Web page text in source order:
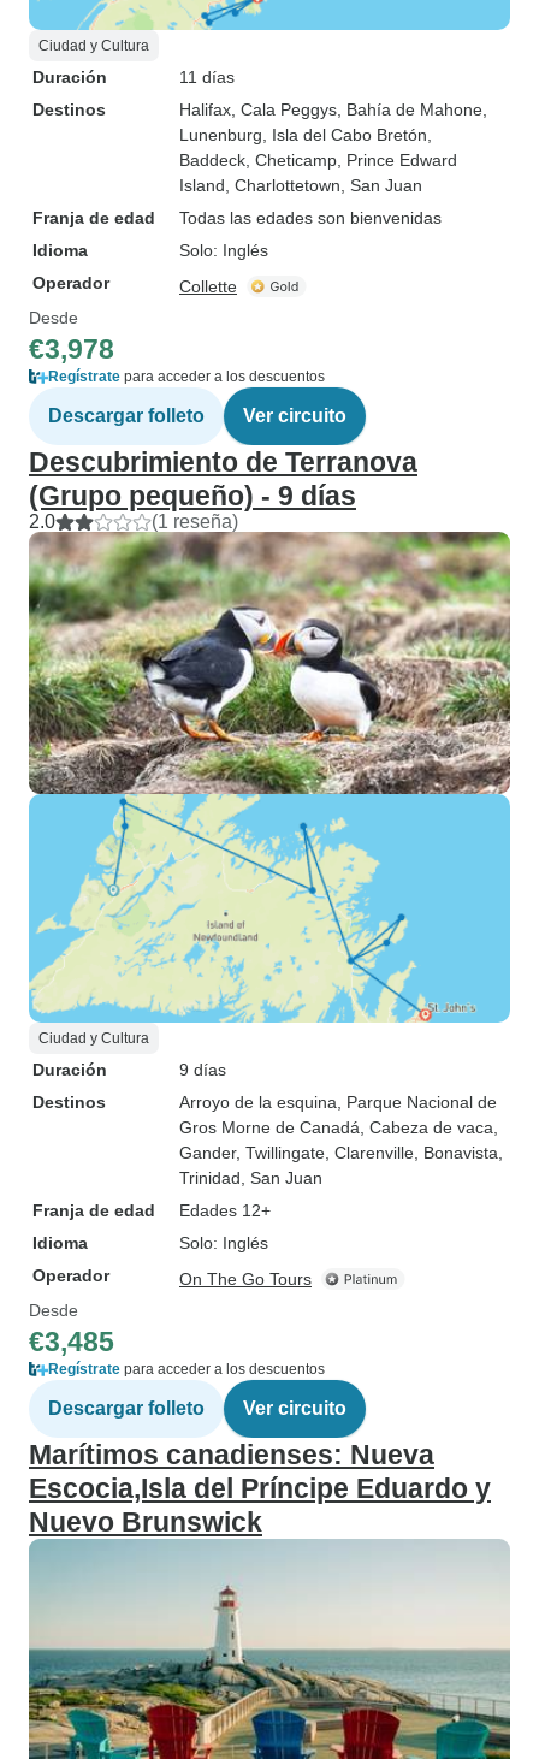
Ciudad y Cultura
Duración
11 días
Destinos
Halifax , Cala Peggys , Bahía de Mahone
Lunenburg , Isla del Cabo Bretón
Baddeck , Cheticamp , Prince Edward
Island , Charlottetown , San Juan
Franja de edad
Todas las edades son bienvenidas
Idioma
Solo: Inglés
Operador
Collette
Desde
€3,978
Regístrate para acceder a los descuentos
Descargar folleto Ver circuito
Descubrimiento de Terranova
(Grupo pequeño) - 9 días
2.0 (1 reseña)
Ciudad y Cultura
Duración
9 días
Destinos
Arroyo de la esquina , Parque Nacional de
Gros Morne de Canadá , Cabeza de vaca
Gander, Twillingate , Clarenville , Bonavista
Trinidad , San Juan
Franja de edad
Edades 12+
Idioma
Solo: Inglés
Operador
On The Go Tours
Desde
€3,485
Regístrate para acceder a los descuentos
Descargar folleto Ver circuito
Marítimos canadienses: Nueva
Escocia,Isla del Príncipe Eduardo y
Nuevo Brunswick